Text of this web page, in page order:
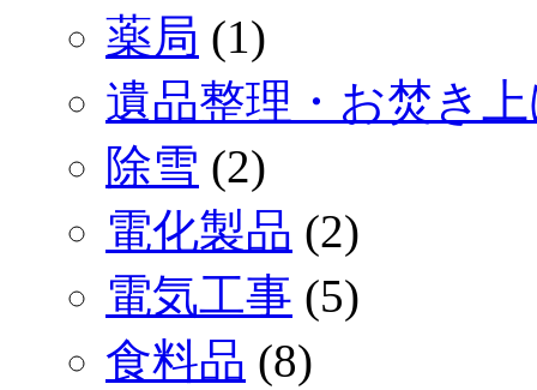
薬局 (1)
遺品整理・お焚き
除雪 (2)
電化製品 (2)
電気工事 (5)
食料品 (8)